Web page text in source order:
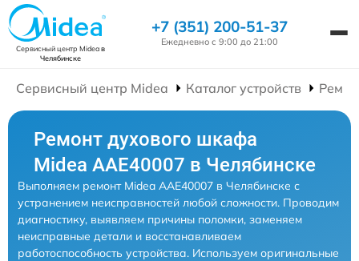
Сервисный центр Mideaв
Челябинске
+7 (351) 200-51-37
Ежедневно с 9:00 до 21:00
Сервисный центр Midea Каталог устройств
Ремонт духового шкафа
Midea AAE40007 в Челябинске
Выполняем ремонт Midea AAE40007 в Челябинске с
устранением неисправностей любой сложности. Проводим
диагностику, выявляем причины поломки, заменяем
неисправные детали и восстанавливаем
работоспособность устройства. Используем оригинальные